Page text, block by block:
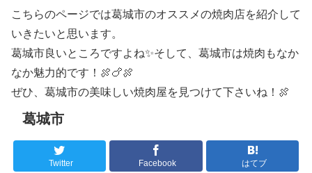
こちらのページでは葛城市のオススメの焼肉店を紹介して
いきたいと思います。
葛城市良いところですよね✨そして、葛城市は焼肉もなか
なか魅力的です！🍖🍗🍖
ぜひ、葛城市の美味しい焼肉屋を見つけて下さいね！🍖
葛城市
Twitter Facebook はてブ